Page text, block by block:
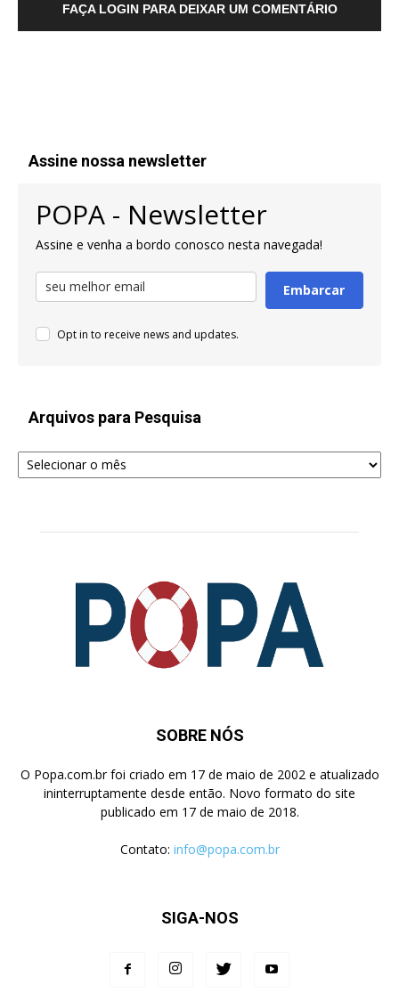
FAÇA LOGIN PARA DEIXAR UM COMENTÁRIO
Assine nossa newsletter
POPA - Newsletter
Assine e venha a bordo conosco nesta navegada!
Embarcar
Opt in to receive news and updates.
Arquivos para Pesquisa
Arquivos
para
SOBRE NÓS
O Popa.com.br foi criado em 17 de maio de 2002 e atualizado
ininterruptamente desde então. Novo formato do site
publicado em 17 de maio de 2018.
Contato: info@popa.com.br
SIGA-NOS